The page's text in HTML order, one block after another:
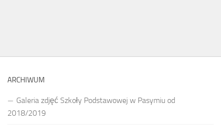
ARCHIWUM
Galeria zdjęć Szkoły Podstawowej w Pasymiu od
2018/2019